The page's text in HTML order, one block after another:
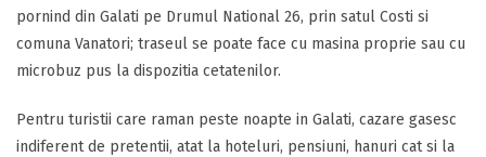
pornind din Galati pe Drumul National 26, prin satul Costi si
comuna Vanatori; traseul se poate face cu masina proprie sau cu
microbuz pus la dispozitia cetatenilor.
Pentru turistii care raman peste noapte in Galati, cazare gasesc
indiferent de pretentii, atat la hoteluri, pensiuni, hanuri cat si la